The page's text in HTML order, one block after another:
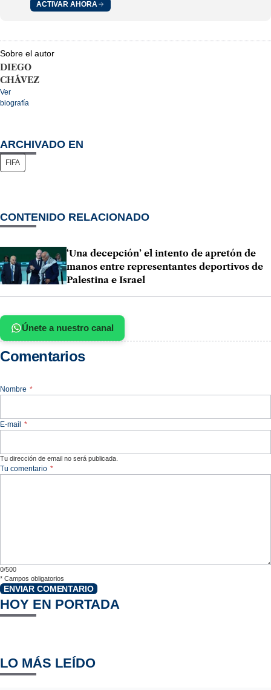
ACTIVAR AHORA
Sobre el autor
DIEGO
CHÁVEZ
Ver
biografía
ARCHIVADO EN
FIFA
CONTENIDO RELACIONADO
‘Una decepción’ el intento de apretón de
manos entre representantes deportivos de
Palestina e Israel
Únete a nuestro canal
Comentarios
Nombre *
E-mail *
Tu dirección de email no será publicada.
Tu comentario *
0/500
* Campos obligatorios
ENVIAR COMENTARIO
HOY EN PORTADA
LO MÁS LEÍDO